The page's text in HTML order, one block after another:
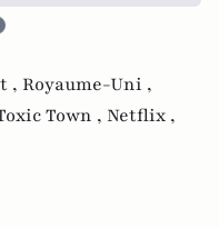
, Royaume-Uni ,
Town , Netflix ,